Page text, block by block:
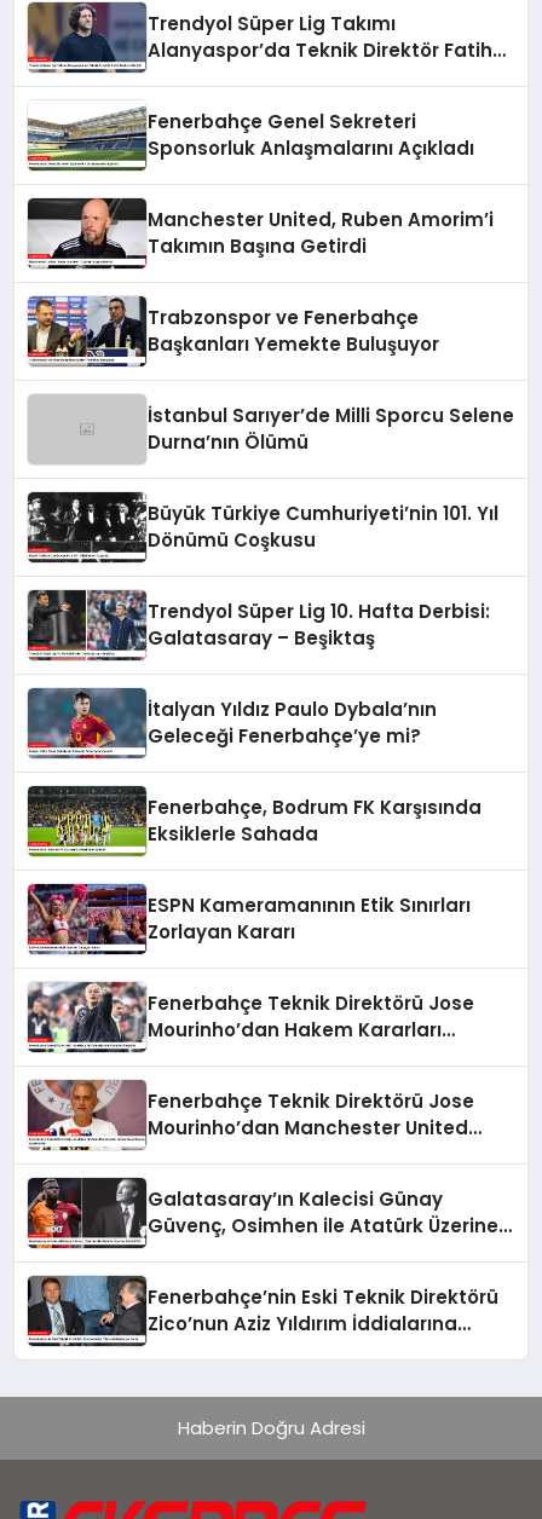
Trendyol Süper Lig Takımı
Alanyaspor’da Teknik Direktör Fatih
Fenerbahçe Genel Sekreteri
Sponsorluk Anlaşmalarını Açıkladı
Manchester United, Ruben Amorim’i
Takımın Başına Getirdi
Trabzonspor ve Fenerbahçe
Başkanları Yemekte Buluşuyor
İstanbul Sarıyer’de Milli Sporcu Selene
Durna’nın Ölümü
Büyük Türkiye Cumhuriyeti’nin 101. Yıl
Dönümü Coşkusu
Trendyol Süper Lig 10. Hafta Derbisi:
Galatasaray – Beşiktaş
İtalyan Yıldız Paulo Dybala’nın
Geleceği Fenerbahçe’ye mi?
Fenerbahçe, Bodrum FK Karşısında
Eksiklerle Sahada
ESPN Kameramanının Etik Sınırları
Zorlayan Kararı
Fenerbahçe Teknik Direktörü Jose
Mourinho’dan Hakem Kararları
Fenerbahçe Teknik Direktörü Jose
Mourinho’dan Manchester United
Galatasaray’ın Kalecisi Günay
Güvenç, Osimhen ile Atatürk Üzerine
Fenerbahçe’nin Eski Teknik Direktörü
Zico’nun Aziz Yıldırım İddialarına
Haberin Doğru Adresi